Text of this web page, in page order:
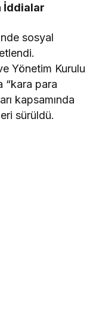
İddialar
sosyal
Yönetim Kurulu
“kara para
kapsamında
sürüldü.